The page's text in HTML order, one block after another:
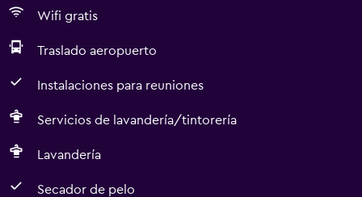
Wifi gratis
Traslado aeropuerto
Instalaciones para reuniones
Servicios de lavandería/tintorería
Lavandería
Secador de pelo